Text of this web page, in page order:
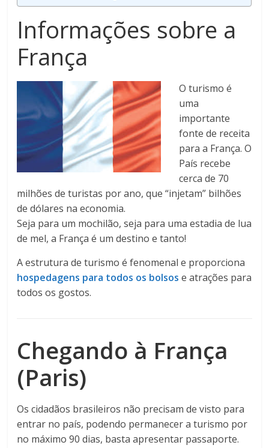
Informações sobre a
França
O turismo é
uma
importante
fonte de receita
para a França. O
País recebe
cerca de 70
milhões de turistas por ano, que “injetam” bilhões
de dólares na economia.
Seja para um mochilão, seja para uma estadia de lua
de mel, a França é um destino e tanto!
A estrutura de turismo é fenomenal e proporciona
hospedagens para todos os bolsos e atrações para
todos os gostos.
Chegando à França
(Paris)
Os cidadãos brasileiros não precisam de visto para
entrar no país, podendo permanecer a turismo por
no máximo 90 dias, basta apresentar passaporte.